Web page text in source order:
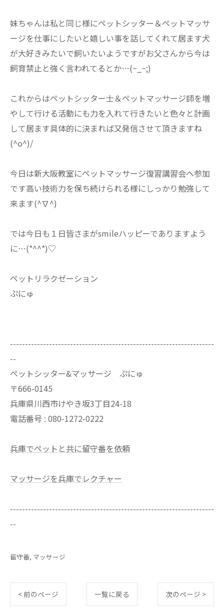
妹ちゃんは私と同じ様にペットシッター＆ペットマッサ
ージを仕事にしたいと嬉しい事を話してくれて居ます犬
が大好きみたいで飼いたいようですがお父さんから今は
飼育禁止と強く言われてるとか…(~_~;)
これからはペットシッター士＆ペットマッサージ師を増
やして行ける活動にも力を入れて行きたいと色々と計画
して居ます具体的に決まれば又発信させて頂きますね
(^o^)/
今日は新大阪教室にペットマッサージ復習講習会へ参加
です高い技術力を保ち続けられる様にしっかり勉強して
来ます(^∇^)
では今日も１日皆さまがsmileハッピーでありますよう
に…(*^^*)♡
ペットリラクゼーション
ぷにゅ
--------------------------------------------------------------------
--
ペットシッター&マッサージ ぷにゅ
〒666-0145
兵庫県川西市けやき坂3丁目24-18
電話番号 : 080-1272-0222
兵庫でペットと共に留守番を依頼
マッサージを兵庫でレクチャー
--------------------------------------------------------------------
--
留守番 マッサージ
< 前のページ 一覧に戻る 次のページ >